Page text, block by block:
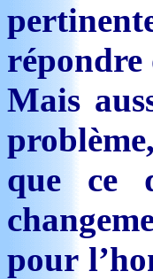
répondre
Mais
que ce
pour